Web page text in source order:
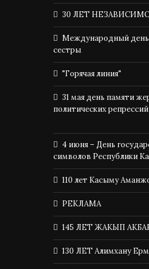
30 ЛЕТ
Международный
сестры
"Горячая линия"
31 мая день памяти
политических
4 июня – День
символов Республики
110 лет Касыму
РЕКЛАМА
145 ЛЕТ ЖАКЫП
130 ЛЕТ Алимхану